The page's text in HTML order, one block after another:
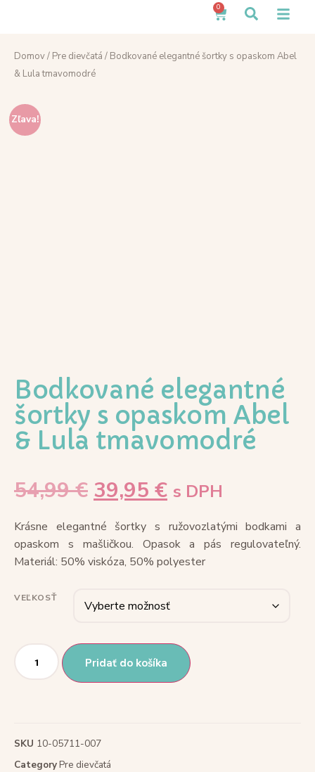
0
Domov/ Pre dievčatá / Bodkované elegantné šortky s opaskom Abel
& Lula tmavomodré
Zľava!
Bodkované elegantné
šortky s opaskom Abel
& Lula tmavomodré
54,99€ 39,95 € s DPH
Krásne elegantné šortky s ružovozlatými bodkami a
opaskom s mašličkou. Opasok a pás regulovateľný.
Materiál: 50% viskóza, 50% polyester
VEĽKOSŤ
Pridať do košíka
SKU 10-05711-007
CategoryPre dievčatá